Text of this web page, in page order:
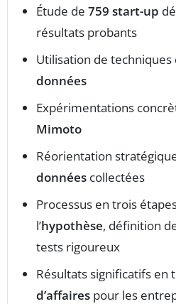
Étude de 759 start-up
résultats probants
Utilisation de techniques
données
Expérimentations
Mimoto
Réorientation
données collectées
Processus en trois
l’hypothèse, définition
tests rigoureux
Résultats significatifs en
d’affaires pour les